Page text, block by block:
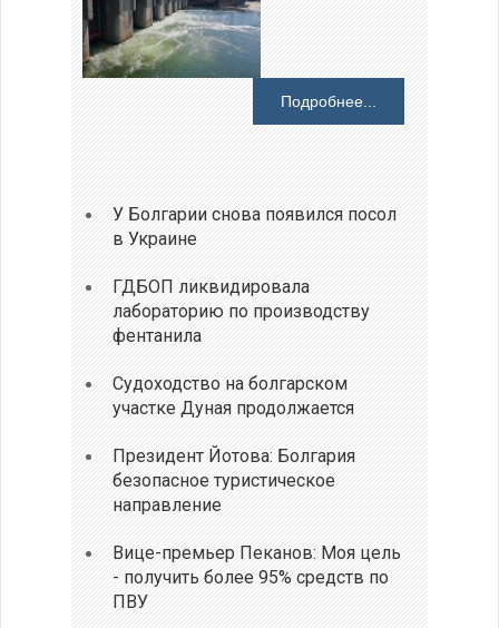
Подробнее...
У Болгарии снова появился посол
в Украине
ГДБОП ликвидировала
лабораторию по производству
фентанила
Судоходство на болгарском
участке Дуная продолжается
Президент Йотова: Болгария
безопасное туристическое
направление
Вице-премьер Пеканов: Моя цель
- получить более 95% средств по
ПВУ